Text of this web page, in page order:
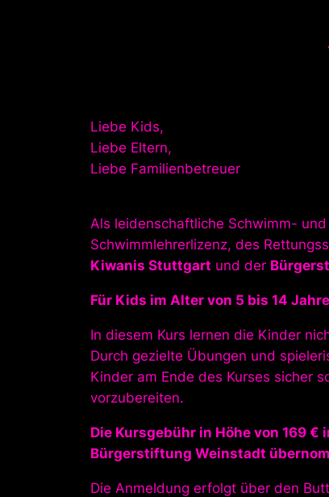
Liebe Kids,
Liebe Eltern,
Liebe Familienbetreuer
Als leidenschaftliche Schwimm-
Schwimmlehrerlizenz, des
Kiwanis Stuttgart und der
Für Kids im Alter von 5 bis 14
In diesem Kurs lernen die Kinder
Durch gezielte Übungen und
Kinder am Ende des Kurses sicher
vorzubereiten.
Die Kursgebühr in Höhe von 169
Bürgerstiftung Weinstadt
Die Anmeldung erfolgt über den